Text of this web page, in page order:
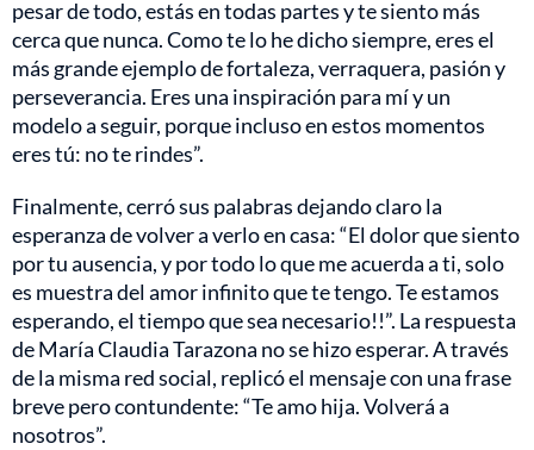
pesar de todo, estás en todas partes y te siento más
cerca que nunca. Como te lo he dicho siempre, eres el
más grande ejemplo de fortaleza, verraquera, pasión y
perseverancia. Eres una inspiración para mí y un
modelo a seguir, porque incluso en estos momentos
eres tú: no te rindes”.
Finalmente, cerró sus palabras dejando claro la
esperanza de volver a verlo en casa: “El dolor que siento
por tu ausencia, y por todo lo que me acuerda a ti, solo
es muestra del amor infinito que te tengo. Te estamos
esperando, el tiempo que sea necesario!!”. La respuesta
de María Claudia Tarazona no se hizo esperar. A través
de la misma red social, replicó el mensaje con una frase
breve pero contundente: “Te amo hija. Volverá a
nosotros”.